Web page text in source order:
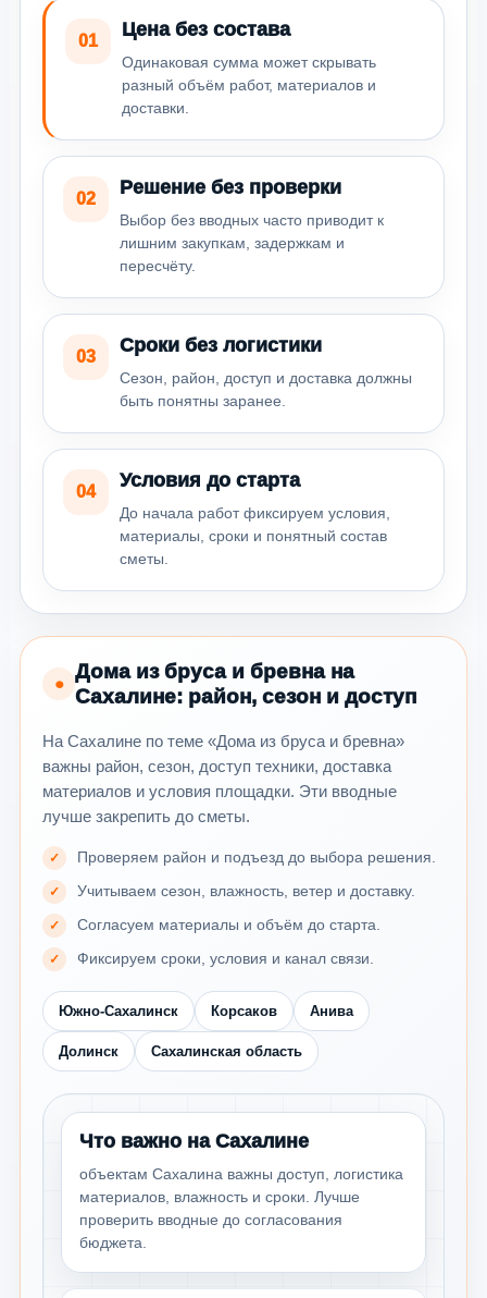
01
Цена без состава
Одинаковая сумма может скрывать
разный объём работ, материалов и
доставки.
02
Решение без проверки
Выбор без вводных часто приводит к
лишним закупкам, задержкам и
пересчёту.
03
Сроки без логистики
Сезон, район, доступ и доставка должны
быть понятны заранее.
04
Условия до старта
До начала работ фиксируем условия,
материалы, сроки и понятный состав
сметы.
●
Дома из бруса и бревна на
Сахалине: район, сезон и доступ
На Сахалине по теме «Дома из бруса и бревна»
важны район, сезон, доступ техники, доставка
материалов и условия площадки. Эти вводные
лучше закрепить до сметы.
Проверяем район и подъезд до выбора решения.
Учитываем сезон, влажность, ветер и доставку.
Согласуем материалы и объём до старта.
Фиксируем сроки, условия и канал связи.
Южно-Сахалинск Корсаков Анива
Долинск Сахалинская область
Что важно на Сахалине
объектам Сахалина важны доступ, логистика
материалов, влажность и сроки. Лучше
проверить вводные до согласования
бюджета.